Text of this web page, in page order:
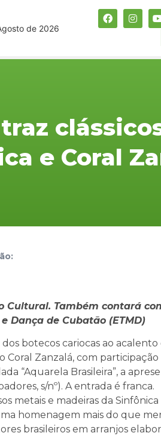
de 2026
e Coral
Cultural. Também contará
Dança de Cubatão (ETMD)
botecos cariocas ao acalento
Zanzalá, com participação
“Aquarela Brasileira”, a
s/nº). A entrada é franca.
metais e madeiras da
homenagem mais do que
brasileiros em arranjos